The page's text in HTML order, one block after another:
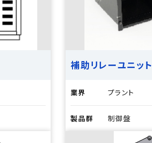
補助リレーユニット
業界 プラント
製品群 制御盤